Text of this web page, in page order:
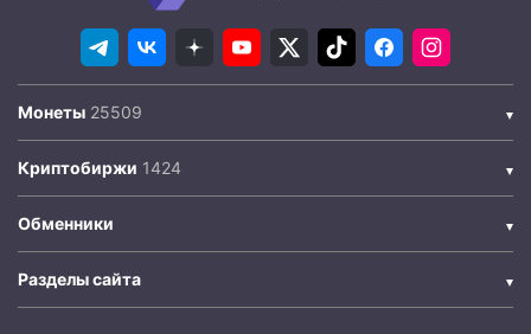
Монеты
Криптобиржи
Обменники
Разделы сайта